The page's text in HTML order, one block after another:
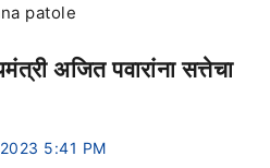
patole
अजित पवारांना सत्तेचा
2023 5:41 PM